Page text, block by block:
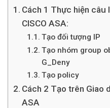
Cách 1 Thực hiện
CISCO ASA:
Tạo đối tượng IP
Tạo nhóm group
G_Deny
Tạo policy
Cách 2 Tạo trên Giao
ASA